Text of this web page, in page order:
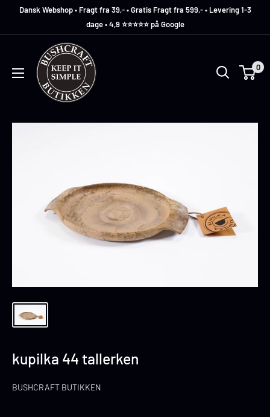
Dansk Webshop • Fragt fra 39,- • Gratis Fragt fra 599,- • Levering 1-3
dage • 4,9 ⭐️⭐️⭐️⭐️⭐️ på Google
Bushcraft
Butikken
0
kupilka 44 tallerken
BUSHCRAFT BUTIKKEN